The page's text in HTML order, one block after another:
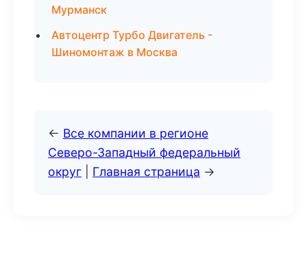
Мурманск
Автоцентр Турбо Двигатель -
Шиномонтаж в Москва
← Все компании в регионе
Северо-Западный федеральный
округ
Главная страница →